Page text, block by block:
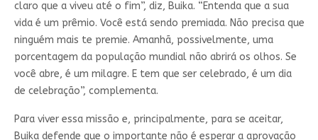
claro que a viveu até o fim”, diz, Buika. “Entenda que a sua
vida é um prêmio. Você está sendo premiada. Não precisa que
ninguém mais te premie. Amanhã, possivelmente, uma
porcentagem da população mundial não abrirá os olhos. Se
você abre, é um milagre. E tem que ser celebrado, é um dia
de celebração”, complementa.
Para viver essa missão e, principalmente, para se aceitar,
Buika defende que o importante não é esperar a aprovação